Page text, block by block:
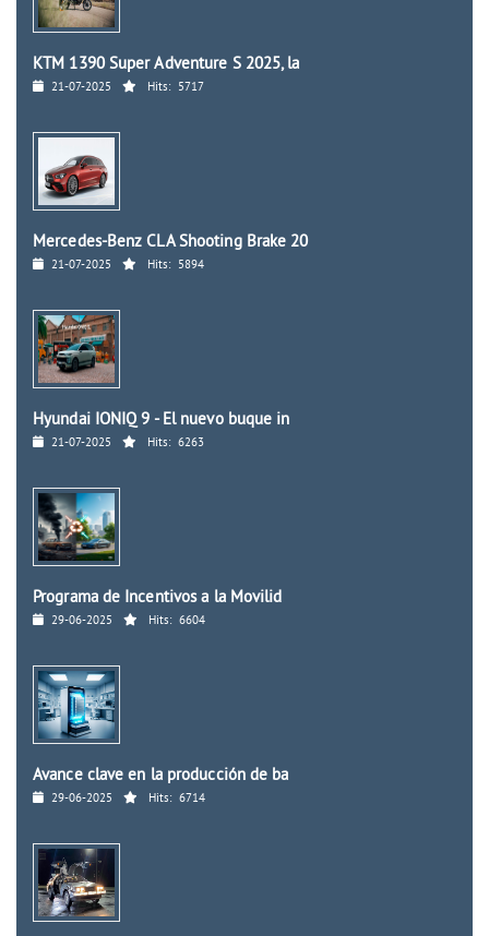
KTM 1390 Super Adventure S 2025, la
21-07-2025 Hits: 5717
Mercedes-Benz CLA Shooting Brake 20
21-07-2025 Hits: 5894
Hyundai IONIQ 9 - El nuevo buque in
21-07-2025 Hits: 6263
Programa de Incentivos a la Movilid
29-06-2025 Hits: 6604
Avance clave en la producción de ba
29-06-2025 Hits: 6714